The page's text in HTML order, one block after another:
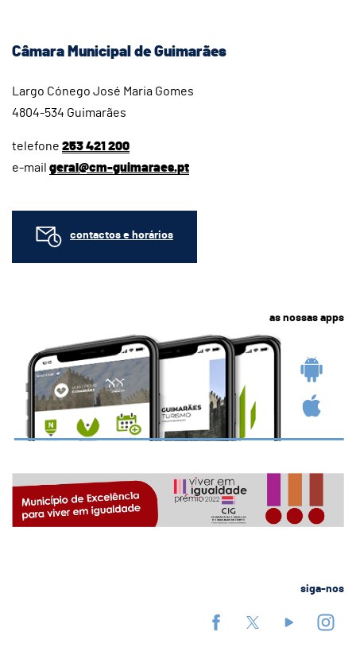
Câmara Municipal de Guimarães
Largo Cónego José Maria Gomes
4804-534 Guimarães
telefone 253 421 200
e-mail geral@cm-guimaraes.pt
contactos e horários
as nossas apps
siga-nos